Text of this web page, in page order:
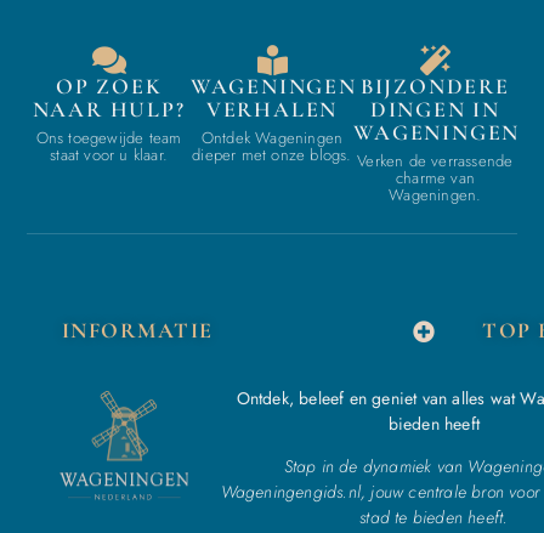
OP ZOEK
NAAR HULP?
Ons toegewijde team
staat voor u klaar.
WAGENINGEN
VERHALEN
Ontdek Wageningen
dieper met onze blogs.
BIJZONDERE
DINGEN IN
WAGENINGEN
Verken de verrassende
charme van
Wageningen.
INFORMATIE TOP
Ontdek, beleef en geniet van alles wat
bieden heeft
Stap in de dynamiek van
Wageningengids.nl, jouw centrale bron
stad te bieden heeft.